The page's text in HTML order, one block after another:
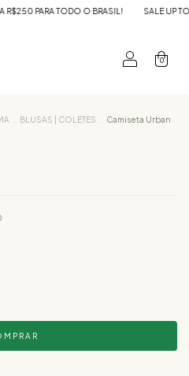
O BRASIL! SALE UP TO 60% OFF
0
BLUSAS | COLETES Camiseta Urban